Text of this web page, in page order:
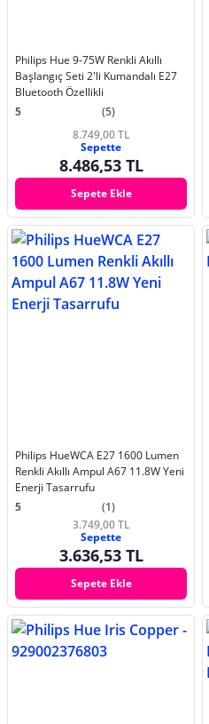
Philips Hue 9-75W Renkli Akıllı
Başlangıç Seti 2'li Kumandalı E27
Bluetooth Özellikli
5
(5)
8.749,00 TL
Sepette
8.486,53 TL
Sepete Ekle
Philips HueWCA E27 1600 Lumen
Renkli Akıllı Ampul A67 11.8W Yeni
Enerji Tasarrufu
5
(1)
3.749,00 TL
Sepette
3.636,53 TL
Sepete Ekle